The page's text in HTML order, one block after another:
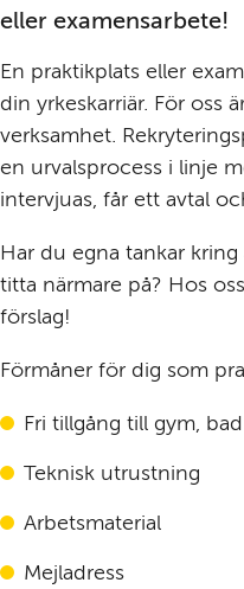
eller examensarbete!
En praktikplats eller
din yrkeskarriär. För oss
verksamhet.
en urvalsprocess i linje
intervjuas, får ett avtal
Har du egna tankar
titta närmare på? Hos
förslag!
Förmåner för dig som
Fri tillgång till gym,
Teknisk utrustning
Arbetsmaterial
Mejladress